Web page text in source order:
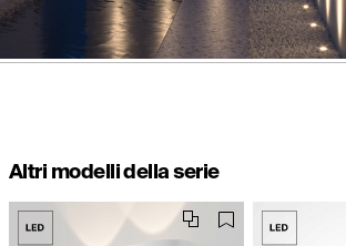
Altri modelli della serie